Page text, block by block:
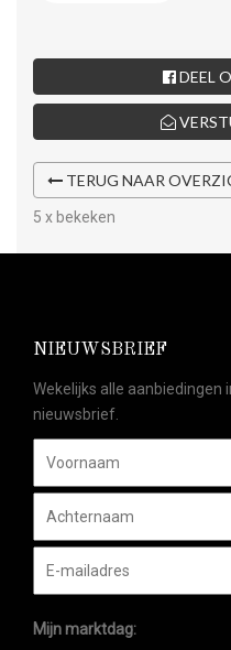
DEEL
TERUG NAAR
5 x bekeken
NIEUWSBRIEF
Wekelijks alle aanbiedingen
nieuwsbrief.
Mijn marktdag: